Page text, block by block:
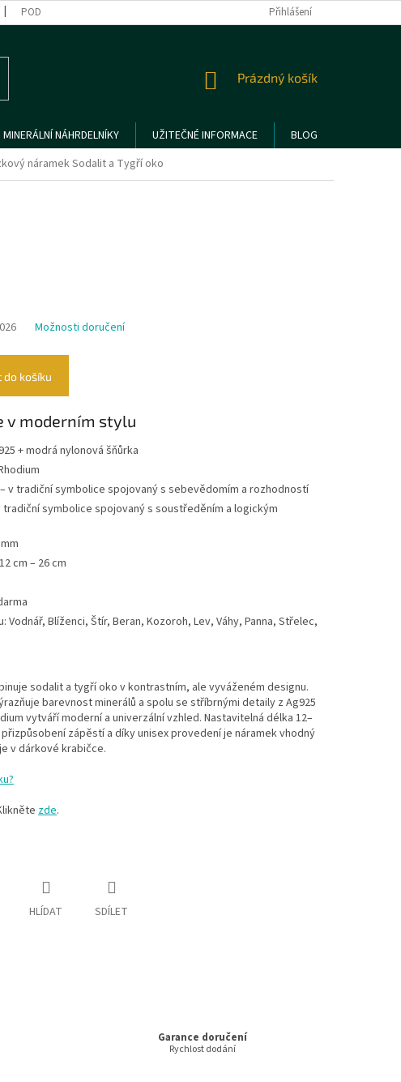
PODMÍNKY OCHRANY OSOBNÍCH ÚDAJŮ REKLAMACE A VRÁCENÍ ZBOŽÍ
Přihlášení
NÁKUPNÍ
Prázdný košík
MINERÁLNÍ NÁHRDELNÍKY UŽITEČNÉ INFORMACE
BLOG
náramek Sodalit a Tygří oko
Možnosti doručení
do košíku
v moderním stylu
+ modrá nylonová šňůrka
v tradiční symbolice spojovaný s sebevědomím a rozhodností
tradiční symbolice spojovaný s soustředěním a logickým
cm – 26 cm
Vodnář, Blíženci, Štír, Beran, Kozoroh, Lev, Váhy, Panna, Střelec,
sodalit a tygří oko v kontrastním, ale vyváženém designu.
barevnost minerálů a spolu se stříbrnými detaily z Ag925
vytváří moderní a univerzální vzhled. Nastavitelná délka 12–
zápěstí a díky unisex provedení je náramek vhodný
v dárkové krabičce.
zde.
HLÍDAT SDÍLET
Garance doručení
Rychlost dodání